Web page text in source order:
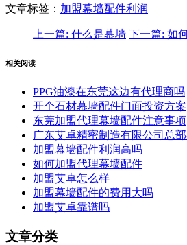
文章标签： 加盟幕墙配件利润
上一篇: 什么是幕墙 下一篇: 如
相关阅读
PPG油漆在东莞这边有代理商吗
开个石材幕墙配件门面投资方案
东莞加盟代理幕墙配件注意事项
广东艾卓精密制造有限公司总
加盟幕墙配件利润高吗
如何加盟代理幕墙配件
加盟艾卓怎么样
加盟幕墙配件的费用大吗
加盟艾卓靠谱吗
文章分类